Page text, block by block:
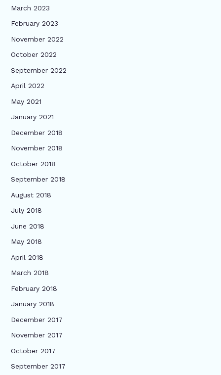
March 2023
February 2023
November 2022
October 2022
September 2022
April 2022
May 2021
January 2021
December 2018
November 2018
October 2018
September 2018
August 2018
July 2018
June 2018
May 2018
April 2018
March 2018
February 2018
January 2018
December 2017
November 2017
October 2017
September 2017